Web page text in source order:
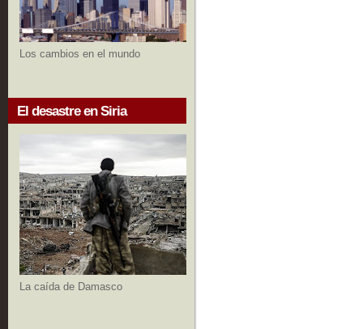
Los cambios en el mundo
El desastre en Siria
La caída de Damasco